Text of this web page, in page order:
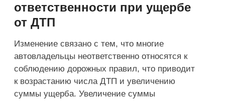
ответственности при ущербе
от ДТП
Изменение связано с тем, что многие
автовладельцы неответственно относятся к
соблюдению дорожных правил, что приводит
к возрастанию числа ДТП и увеличению
суммы ущерба. Увеличение суммы